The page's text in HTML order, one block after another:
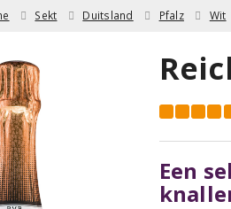
Sekt Duitsland Pfalz Wit
Een